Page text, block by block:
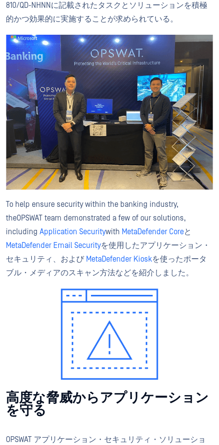
810/QD-NHNNに記載されたタスクとソリューションを積極
的かつ効果的に実施することが求められている。
To help ensure security within the banking industry,
theOPSWAT team demonstrated a few of our solutions,
including Application Securitywith MetaDefender Coreと
MetaDefender Email Securityを使用したアプリケーション・
セキュリティ、および MetaDefender Kioskを使ったポータ
ブル・メディアのスキャン方法などを紹介しました。
高度な脅威からアプリケーション
を守る
OPSWAT アプリケーション・セキュリティ・ソリューショ